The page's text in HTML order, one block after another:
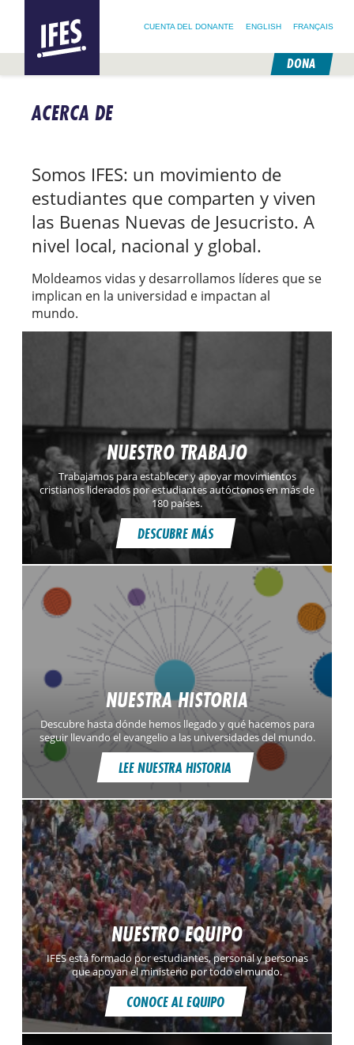
CONTENIDO
PRINCIPAL
CUENTA DEL DONANTE ENGLISH FRANÇAIS
INTERNATIONAL
FELLOWSHIP
EVANGELICAL
DONA
ACERCA DE
Somos IFES: un movimiento de
estudiantes que comparten y viven
las Buenas Nuevas de Jesucristo. A
nivel local, nacional y global.
Moldeamos vidas y desarrollamos líderes que se
implican en la universidad e impactan al
mundo.
NUESTRO TRABAJO
Trabajamos para establecer y apoyar movimientos
cristianos liderados por estudiantes autóctonos en más de
180 países.
DESCUBRE MÁS
NUESTRA HISTORIA
Descubre hasta dónde hemos llegado y qué hacemos para
seguir llevando el evangelio a las universidades del mundo.
LEE NUESTRA HISTORIA
NUESTRO EQUIPO
IFES está formado por estudiantes, personal y personas
que apoyan el ministerio por todo el mundo.
CONOCE AL EQUIPO